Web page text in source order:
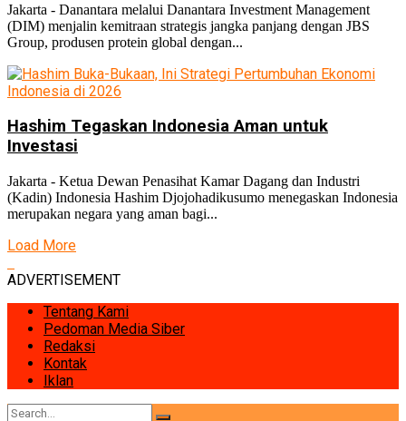
Jakarta - Danantara melalui Danantara Investment Management
(DIM) menjalin kemitraan strategis jangka panjang dengan JBS
Group, produsen protein global dengan...
Hashim Tegaskan Indonesia Aman untuk
Investasi
Jakarta - Ketua Dewan Penasihat Kamar Dagang dan Industri
(Kadin) Indonesia Hashim Djojohadikusumo menegaskan Indonesia
merupakan negara yang aman bagi...
Load More
ADVERTISEMENT
Tentang Kami
Pedoman Media Siber
Redaksi
Kontak
Iklan